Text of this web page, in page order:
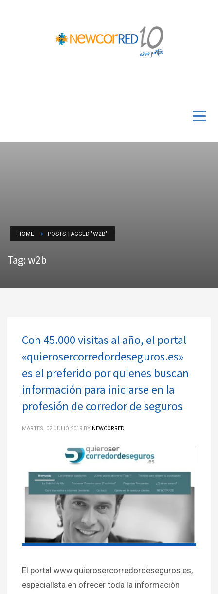
HOME POSTS TAGGED "W2B"
Tag: w2b
Con 45.000 visitas al año, el portal
«quierosercorredordeseguros.es»
es el preferido por quienes buscan
información para iniciarse en la
profesión de corredor de seguros
MARTES, 02 JULIO 2019 BY NEWCORRED
El portal www.quierosercorredordeseguros.es,
especialísta en ofrecer toda la información